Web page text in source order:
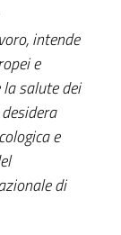
intende
e
salute dei
e
di